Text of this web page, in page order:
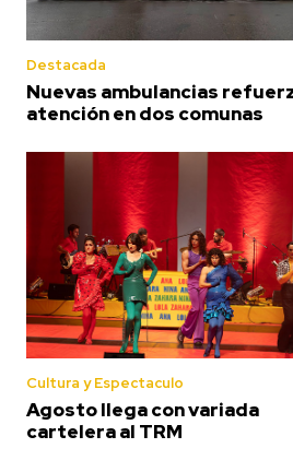
Destacada
Nuevas ambulancias
atención en dos comunas
Cultura y Espectaculo
Agosto llega con variada
cartelera al TRM